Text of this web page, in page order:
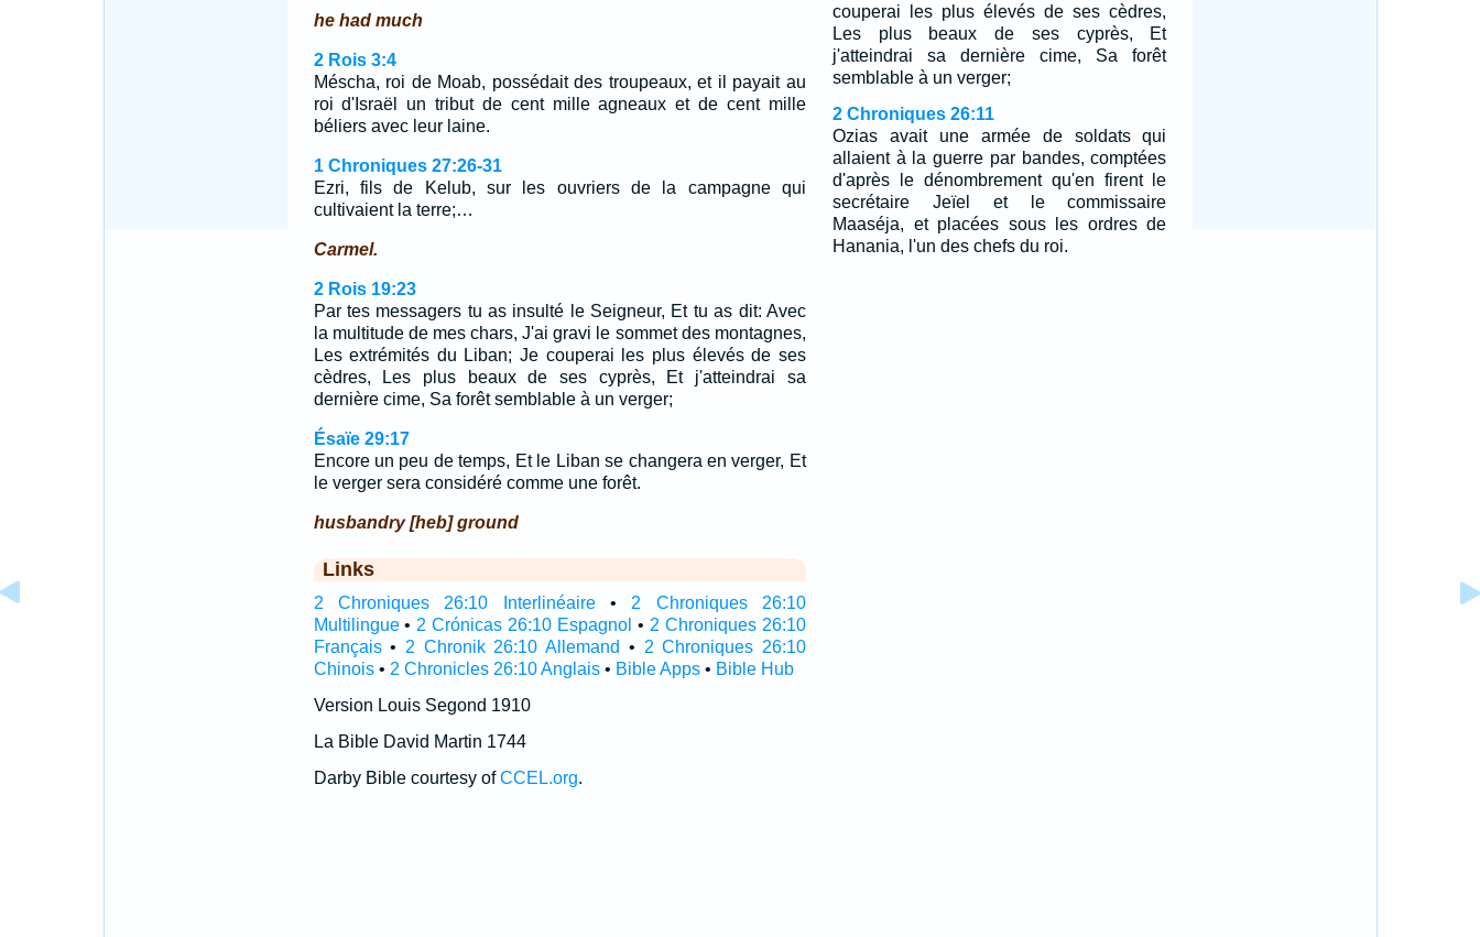
he had much
2 Rois 3:4
Méscha, roi de Moab, possédait des troupeaux, et il payait au
roi d'Israël un tribut de cent mille agneaux et de cent mille
béliers avec leur laine.
1 Chroniques 27:26-31
Ezri, fils de Kelub, sur les ouvriers de la campagne qui
cultivaient la terre;…
Carmel.
2 Rois 19:23
Par tes messagers tu as insulté le Seigneur, Et tu as dit: Avec
la multitude de mes chars, J'ai gravi le sommet des montagnes,
Les extrémités du Liban; Je couperai les plus élevés de ses
cèdres, Les plus beaux de ses cyprès, Et j'atteindrai sa
dernière cime, Sa forêt semblable à un verger;
Ésaïe 29:17
Encore un peu de temps, Et le Liban se changera en verger, Et
le verger sera considéré comme une forêt.
husbandry [heb] ground
Links
2 Chroniques 26:10 Interlinéaire• 2 Chroniques 26:10
Multilingue• 2 Crónicas 26:10 Espagnol • 2 Chroniques 26:10
Français• 2 Chronik 26:10 Allemand • 2 Chroniques 26:10
Chinois• 2 Chronicles 26:10 Anglais• Bible Apps• Bible Hub
Version Louis Segond 1910
La Bible David Martin 1744
Darby Bible courtesy ofCCEL.org.
couperai les plus élevés de ses cèdres,
Les plus beaux de ses cyprès, Et
j'atteindrai sa dernière cime, Sa forêt
semblable à un verger;
2 Chroniques 26:11
Ozias avait une armée de soldats qui
allaient à la guerre par bandes, comptées
d'après le dénombrement qu'en firent le
secrétaire Jeïel et le commissaire
Maaséja, et placées sous les ordres de
Hanania, l'un des chefs du roi.